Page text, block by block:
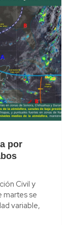
por
Civil y
martes se
variable,